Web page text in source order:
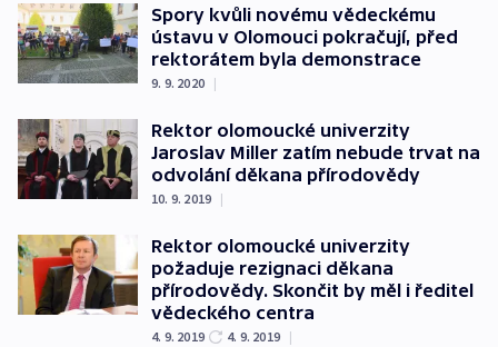
Spory kvůli novému vědeckému
ústavu v Olomouci pokračují, před
rektorátem byla demonstrace
9. 9. 2020 |
Rektor olomoucké univerzity
Jaroslav Miller zatím nebude trvat na
odvolání děkana přírodovědy
10. 9. 2019 |
Rektor olomoucké univerzity
požaduje rezignaci děkana
přírodovědy. Skončit by měl i ředitel
vědeckého centra
4. 9. 2019 4. 9. 2019 |